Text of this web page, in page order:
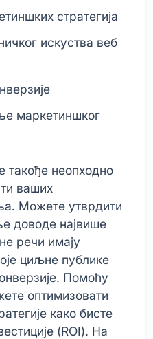
стратегија
искуства веб
маркетиншког
такође неопходно
ваших
Можете утврдити
доводе највише
речи имају
циљне публике
Помоћу
оптимизовати
како бисте
(ROI). На